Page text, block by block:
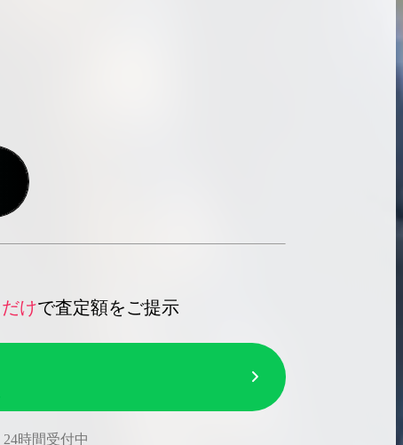
けで査定額をご提示
24時間受付中